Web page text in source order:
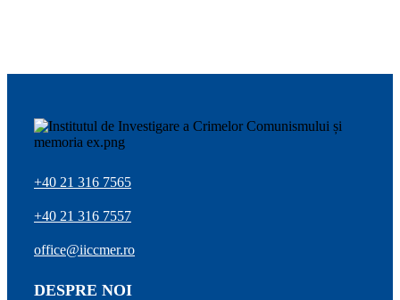
+40 21 316 7565
+40 21 316 7557
office@iiccmer.ro
DESPRE NOI